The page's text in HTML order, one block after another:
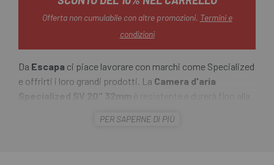
Offerta non cumulabile con altre promozioni. Termini e
condizioni
Da Escapa ci piace lavorare con marchi come Specialized
e offrirti i loro grandi prodotti. La Camera d'aria
Specialized SV 20" 32mm
è resistente e durerà fino alla
tramite stampaggio assicurando uno spessore uniforme -
PER SAPERNE DI PIÙ